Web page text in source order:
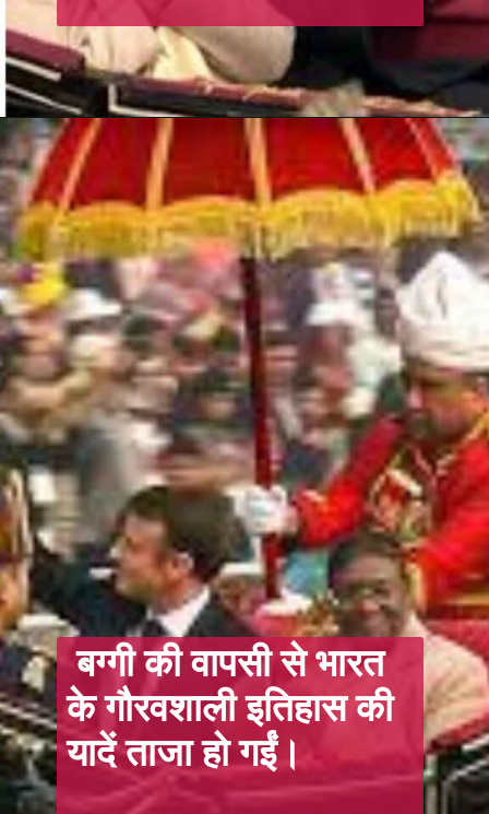
Opening https://hindi.winimedia.com
बग्गी की वापसी से भारत
के गौरवशाली इतिहास की
यादें ताजा हो गईं।